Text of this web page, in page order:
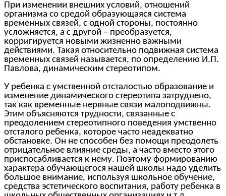
При изменении внешних условий, отношений
организма со средой образующаяся система
временных связей, с одной стороны, постоянно
усложняется, а с другой – преобразуется,
корригируется новыми жизненно важными
действиями. Такая относительно подвижная система
временных связей называется, по определению И.П.
Павлова, динамическим стереотипом.
У ребенка с умственной отсталостью образование и
изменение динамического стереотипа затруднено,
так как временные нервные связи малоподвижны.
Этим объясняются трудности, связанные с
преодолением стереотипного поведения умственно
отсталого ребенка, которое часто неадекватно
обстановке. Он не способен без помощи преодолеть
отрицательное влияние среды, а часто вместо этого
приспосабливается к нему. Поэтому формированию
характера обучающегося нашей школы надо уделить
большое внимание, используя школьное обучение,
средства эстетического воспитания, работу ребенка в